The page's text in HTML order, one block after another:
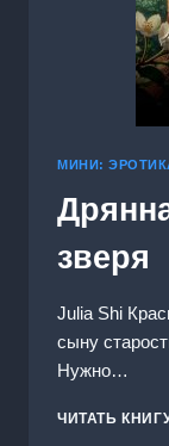
МИНИ:
зверя
Julia Shi
сыну
Нужно…
ЧИТАТЬ